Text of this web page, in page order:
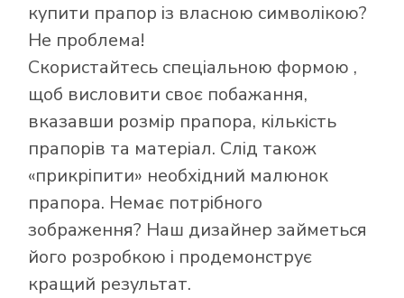
купити прапор із власною символікою?
Не проблема!
Скористайтесь спеціальною формою ,
щоб висловити своє побажання,
вказавши розмір прапора, кількість
прапорів та матеріал. Слід також
«прикріпити» необхідний малюнок
прапора. Немає потрібного
зображення? Наш дизайнер займеться
його розробкою і продемонструє
кращий результат.
Як купити прапор
в інтернет-
магазині Лакор: